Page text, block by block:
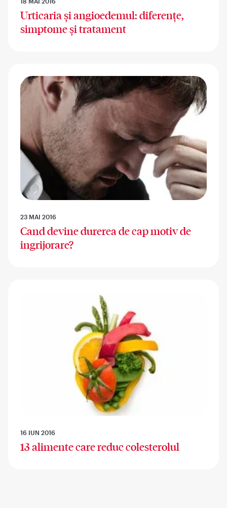
Urticaria și angioedemul: diferențe,
simptome și tratament
23 MAI 2016
Cand devine durerea de cap motiv de
ingrijorare?
16 IUN 2016
13 alimente care reduc colesterolul